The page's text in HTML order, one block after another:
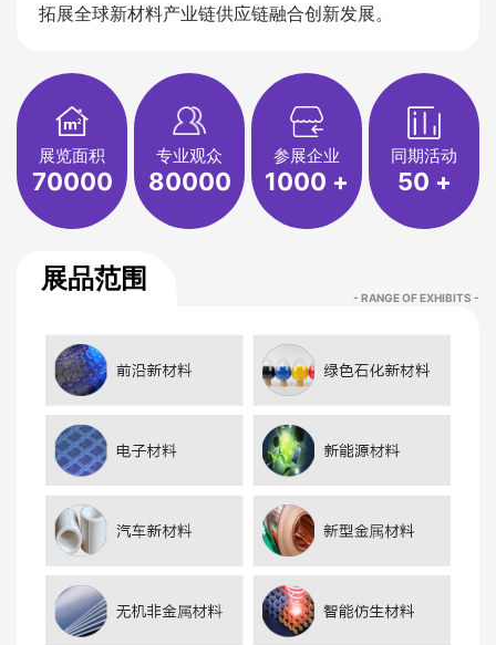
拓展全球新材料产业链供应链融合创新发展。
展览面积
70000
专业观众
80000
参展企业
1000 +
同期活动
50 +
展品范围
- RANGE OF EXHIBITS -